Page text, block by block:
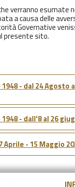
verranno esumate
a causa delle
Governative
presente sito.
- dal 24
- dall'8 al 26
Aprile - 15 Maggio